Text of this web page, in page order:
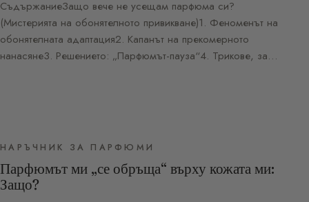
СъдържаниеЗащо вече не усещам парфюма си?
(Мистерията на обонятелното привикване)1. Феноменът на
обонятелната адаптация2. Капанът на прекомерното
нанасяне3. Решението: „Парфюмът-пауза“4. Трикове, за…
НАРЪЧНИК ЗА ПАРФЮМИ
Парфюмът ми „се обръща“ върху кожата ми:
Защо?